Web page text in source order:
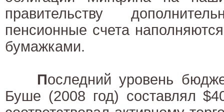
правительству
пенсионные счета
бумажками.
Последний уровень
Буше (2008 год) составлял